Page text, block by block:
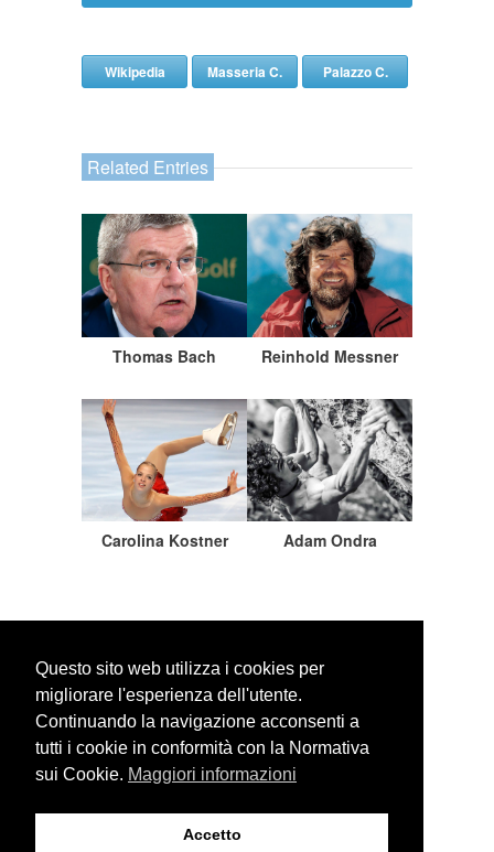
Wikipedia Masseria C. Palazzo C.
Related Entries
Thomas Bach Reinhold Messner
Carolina Kostner Adam Ondra
Questo sito web utilizza i cookies per
migliorare l'esperienza dell'utente.
Continuando la navigazione acconsenti a
tutti i cookie in conformità con la Normativa
sui Cookie. Maggiori informazioni
Accetto